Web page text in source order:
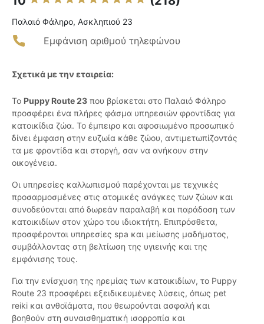
Παλαιό Φάληρο, Ασκληπιού 23
Εμφάνιση αριθμού τηλεφώνου
Σχετικά με την εταιρεία:
Το Puppy Route 23 που βρίσκεται στο Παλαιό Φάληρο
προσφέρει ένα πλήρες φάσμα υπηρεσιών φροντίδας για
κατοικίδια ζώα. Το έμπειρο και αφοσιωμένο προσωπικό
δίνει έμφαση στην ευζωία κάθε ζώου, αντιμετωπίζοντάς
τα με φροντίδα και στοργή, σαν να ανήκουν στην
οικογένεια.
Οι υπηρεσίες καλλωπισμού παρέχονται με τεχνικές
προσαρμοσμένες στις ατομικές ανάγκες των ζώων και
συνοδεύονται από δωρεάν παραλαβή και παράδοση των
κατοικιδίων στον χώρο του ιδιοκτήτη. Επιπρόσθετα,
προσφέρονται υπηρεσίες spa και μείωσης μαδήματος,
συμβάλλοντας στη βελτίωση της υγιεινής και της
εμφάνισης τους.
Για την ενίσχυση της ηρεμίας των κατοικιδίων, το Puppy
Route 23 προσφέρει εξειδικευμένες λύσεις, όπως pet
reiki και ανθοϊάματα, που θεωρούνται ασφαλή και
βοηθούν στη συναισθηματική ισορροπία και